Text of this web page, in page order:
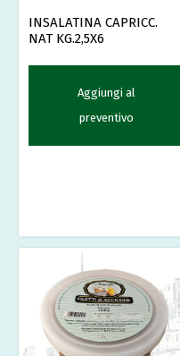
INSALATINA CAPRICC.
NAT KG.2,5X6
Aggiungi al
preventivo